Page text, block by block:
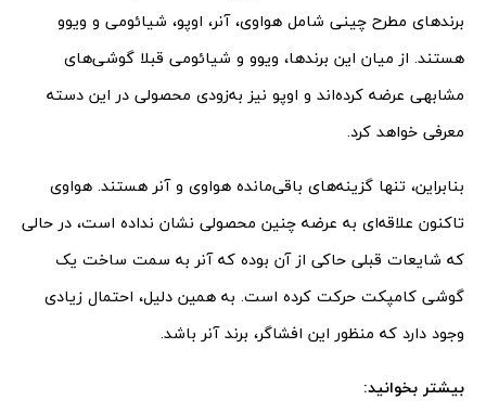
برندهای مطرح چینی شامل هواوی، آنر، اوپو، شیائومی و ویوو
هستند. از میان این برندها، ویوو و شیائومی قبلا گوشی‌های
مشابهی عرضه کرده‌اند و اوپو نیز به‌زودی محصولی در این دسته
معرفی خواهد کرد.
بنابراین، تنها گزینه‌های باقی‌مانده هواوی و آنر هستند. هواوی
تاکنون علاقه‌ای به عرضه چنین محصولی نشان نداده است، در حالی
که شایعات قبلی حاکی از آن بوده که آنر به سمت ساخت یک
گوشی کامپکت حرکت کرده است. به همین دلیل، احتمال زیادی
وجود دارد که منظور این افشاگر، برند آنر باشد.
بیشتر بخوانید: